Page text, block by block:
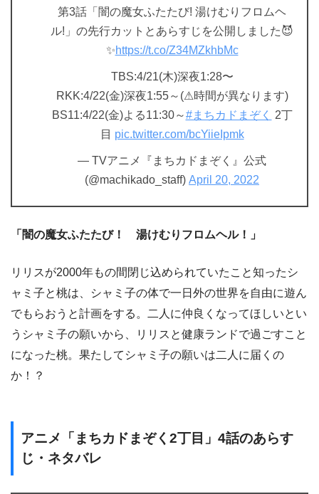
第3話「闇の魔女ふたたび! 湯けむりフロムヘ
ル!」の先行カットとあらすじを公開しました😈
✨https://t.co/Z34MZkhbMc
TBS:4/21(木)深夜1:28〜
RKK:4/22(金)深夜1:55～(⚠︎時間が異なります)
BS11:4/22(金)よる11:30～#まちカドまぞく
2丁
目 pic.twitter.com/bcYiieIpmk
— TVアニメ『まちカドまぞく』公式
(@machikado_staff) April 20, 2022
「闇の魔女ふたたび！ 湯けむりフロムヘル！」
リリスが2000年もの間閉じ込められていたこと知ったシ
ャミ子と桃は、シャミ子の体で一日外の世界を自由に遊ん
でもらおうと計画をする。二人に仲良くなってほしいとい
うシャミ子の願いから、リリスと健康ランドで過ごすこと
になった桃。果たしてシャミ子の願いは二人に届くの
か！？
アニメ「まちカドまぞく2丁目」4話のあらす
じ・ネタバレ